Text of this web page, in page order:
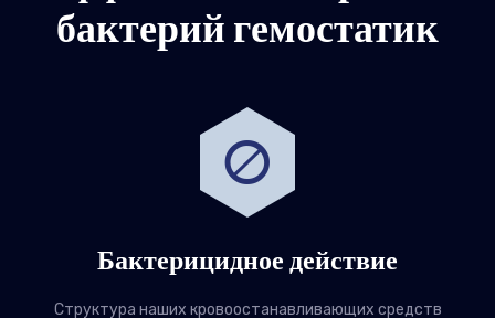
бактерий гемостатик
Бактерицидное действие
Структура наших кровоостанавливающих средств